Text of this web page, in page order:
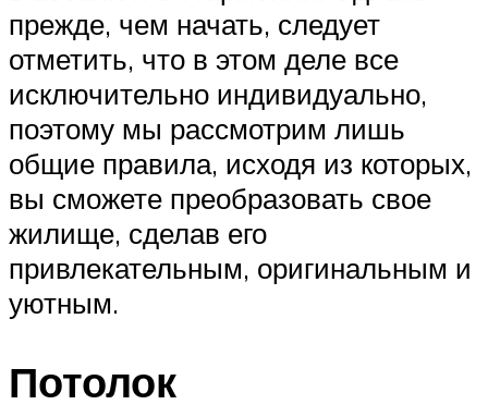
прежде, чем начать, следует
отметить, что в этом деле все
исключительно индивидуально,
поэтому мы рассмотрим лишь
общие правила, исходя из которых,
вы сможете преобразовать свое
жилище, сделав его
привлекательным, оригинальным и
уютным.
Потолок